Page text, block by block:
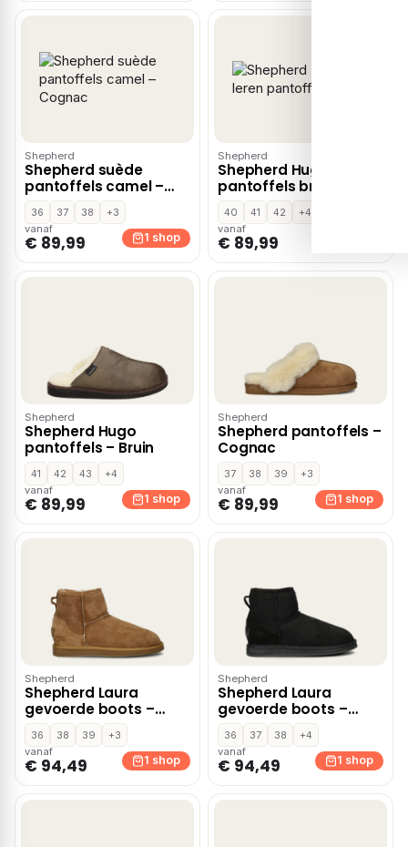
Shepherd
Shepherd suède
pantoffels camel –
Cognac
36 37 38
+3
vanaf
€ 89,99 1 shop
Shepherd
Shepherd Hugo leren
pantoffels bruin
40 41 42
+4
vanaf
€ 89,99
Shepherd
Shepherd Hugo
pantoffels – Bruin
41 42 43
+4
vanaf
€ 89,99 1 shop
Shepherd
Shepherd pantoffels –
Cognac
37 38 39
+3
vanaf
€ 89,99 1 shop
Shepherd
Shepherd Laura
gevoerde boots –
Cognac
36 38 39
+3
vanaf
€ 94,49 1 shop
Shepherd
Shepherd Laura
gevoerde boots –
Zwart
36 37 38
+4
vanaf
€ 94,49 1 shop